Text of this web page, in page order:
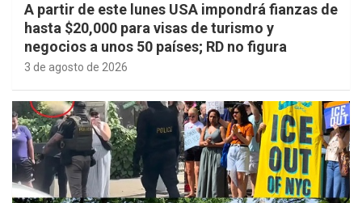
A partir de este lunes USA impondrá fianzas de
hasta $20,000 para visas de turismo y
negocios a unos 50 países; RD no figura
3 de agosto de 2026